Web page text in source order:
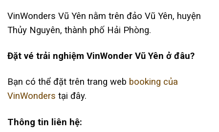
VinWonders Vũ Yên nằm trên đảo Vũ Yên, huyện
Thủy Nguyên, thành phố Hải Phòng.
Đặt vé trải nghiệm VinWonder Vũ Yên ở đâu?
Bạn có thể đặt trên trang web booking của
VinWonders tại đây.
Thông tin liên hệ: